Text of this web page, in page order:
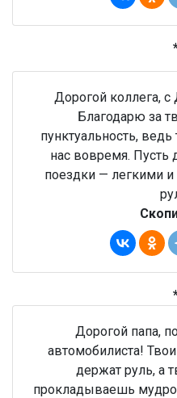
Дорогой коллега,
Благодарю за
пунктуальность,
нас вовремя. Пусть
поездки — легкими
Дорогой папа,
автомобилиста!
держат руль, а
прокладываешь мудро